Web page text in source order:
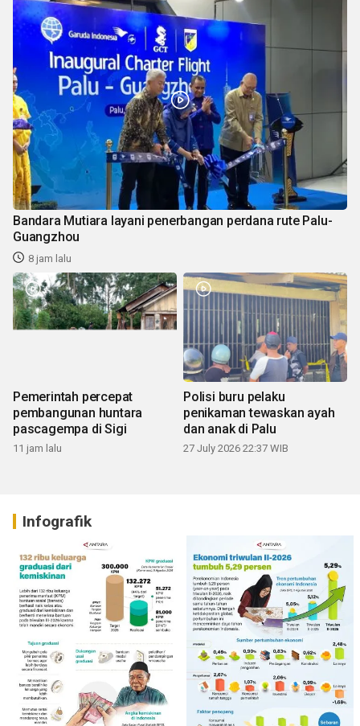
Bandara Mutiara layani penerbangan perdana rute Palu-
Guangzhou
8 jam lalu
Pemerintah percepat
pembangunan huntara
pascagempa di Sigi
11 jam lalu
Polisi buru pelaku
penikaman tewaskan ayah
dan anak di Palu
27 July 2026 22:37 WIB
Infografik